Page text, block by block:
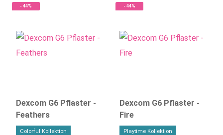
- 44%
Dexcom G6 Pflaster -
Feathers
Colorful Kollektion
- 44%
Dexcom G6 Pflaster -
Fire
Playtime Kollektion